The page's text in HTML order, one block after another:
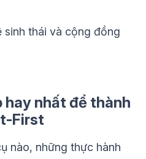
sinh thái và cộng đồng
hay nhất để thành
First
nào, những thực hành